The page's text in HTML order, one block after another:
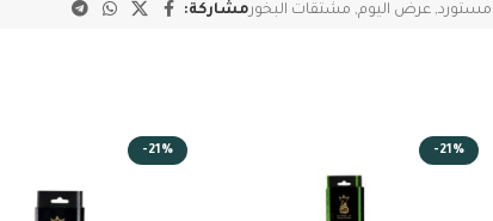
مستورد, عرض اليوم, مشتقات البخورمشاركة:
-21%
-21%